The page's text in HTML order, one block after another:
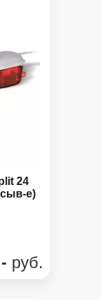
24
е)
- руб.